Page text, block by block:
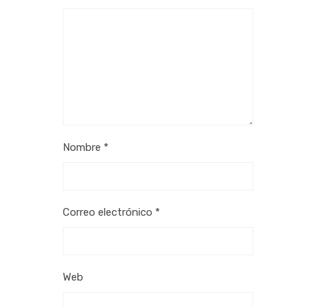
Nombre *
Correo electrónico *
Web